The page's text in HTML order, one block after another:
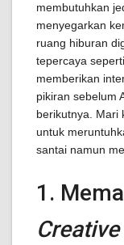
membutuhkan
menyegarkan
ruang hiburan
tepercaya seperti
memberikan
pikiran sebelum
berikutnya. Mari
untuk
santai namun
1.